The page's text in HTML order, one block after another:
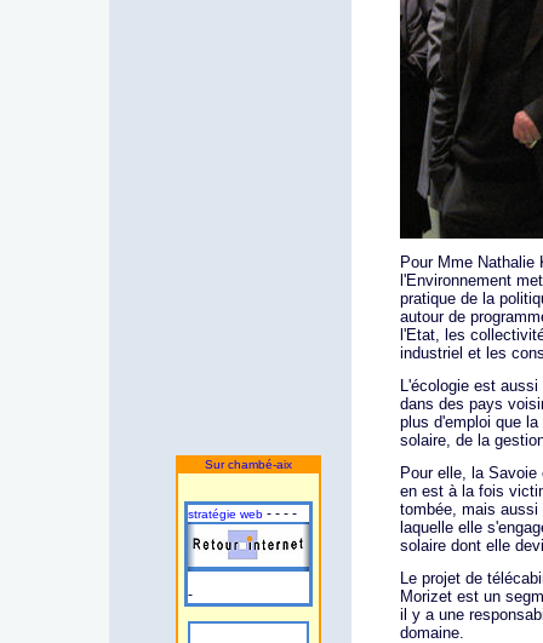
Sur chambé-aix
stratégie web - - - -
-
Pour Mme Nathalie
l'Environnement
pratique de la
autour de
l'Etat, les
industriel et les
L'écologie est
dans des pays
plus d'emploi que
solaire, de la
Pour elle, la
en est à la fois
tombée, mais
laquelle elle
solaire dont elle
Le projet de
Morizet est un
il y a une
domaine.